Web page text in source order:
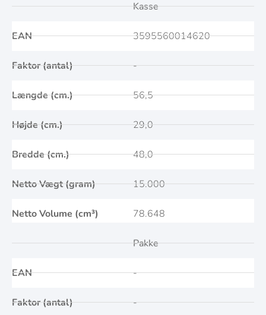
EAN
Faktor (antal)
Længde (cm.)
Højde (cm.)
Bredde (cm.)
Netto Vægt (gram)
Netto Volume (cm³)
Kasse
3595560014620
-
56,5
29,0
48,0
15.000
78.648
EAN
Faktor (antal)
Pakke
-
-